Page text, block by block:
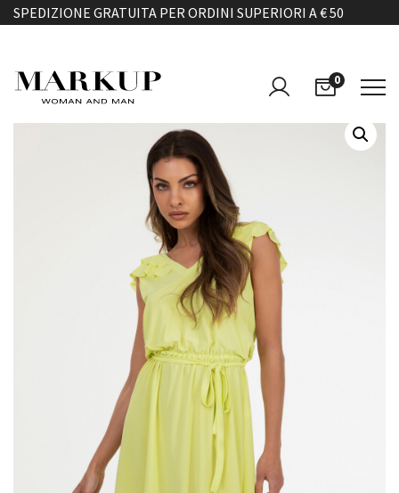
SPEDIZIONE GRATUITA PER ORDINI SUPERIORI A € 50
0